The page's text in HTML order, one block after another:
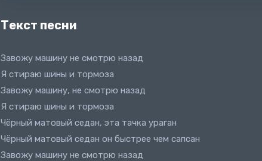
Текст песни
Завожу машину не смотрю назад
Я стираю шины и тормоза
Завожу машину, не смотрю назад
Я стираю шины и тормоза
Чёрный матовый седан, эта тачка ураган
Чёрный матовый седан он быстрее чем сапсан
Завожу машину не смотрю назад